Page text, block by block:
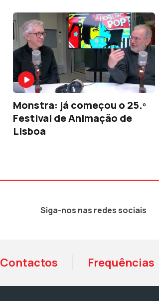
Monstra: já começou o 25.º
Festival de Animação de
Lisboa
Siga-nos nas redes sociais
Contactos Frequências